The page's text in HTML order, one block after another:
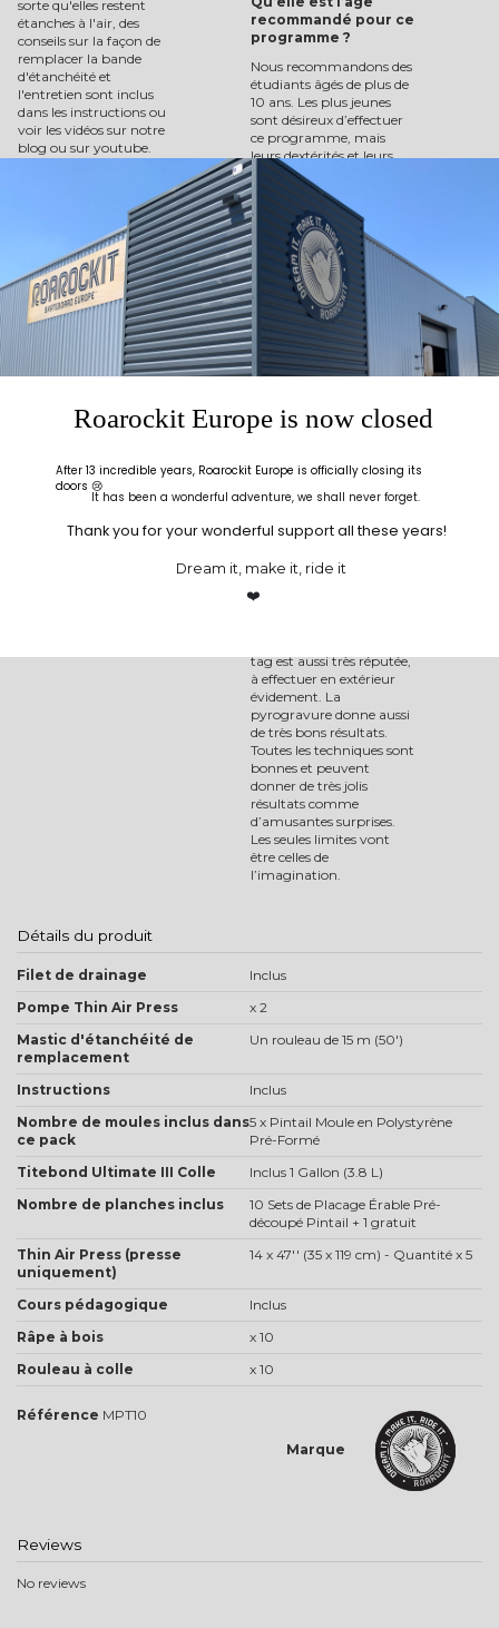
sorte qu'elles restent
étanches à l'air, des
conseils sur la façon de
remplacer la bande
d'étanchéité et
l'entretien sont inclus
dans les instructions ou
voir les vidéos sur notre
blog ou sur youtube.
peut être stocké à plat
dans un endroit à l’abri
recommandé pour ce
programme ?
Nous recommandons des
étudiants âgés de plus de
10 ans. Les plus jeunes
sont désireux d’effectuer
ce programme, mais
leurs dextérités et leurs
compétences ne sont
souvent pas assez élevées
pour le faire.
Concernant les
graphiques ?
Nous ne disposons pas
d’imprimer avec nos
graphiques ou logo. Mais
ce qui rend cette activité
aussi intéressante est le
fait que les étudiants
planches selon leurs
envies. Impliquez la
si vous n’êtes pas trop à
l’aise avec cette partie, ou
invité un artiste local.
Quels types de
graphiques peuvent
être effectuer ?
Les plus grand succès ont
tag est aussi très réputée,
à effectuer en extérieur
évidement. La
pyrogravure donne aussi
de très bons résultats.
Toutes les techniques sont
bonnes et peuvent
donner de très jolis
résultats comme
d’amusantes surprises.
Les seules limites vont
être celles de
l’imagination.
Détails du produit
Filet de drainage
Inclus
Pompe Thin Air Press
x 2
Mastic d'étanchéité de
remplacement
Un rouleau de 15 m (50')
Instructions
Inclus
Nombre de moules inclus dans
ce pack
5 x Pintail Moule en Polystyrène
Pré-Formé
Titebond Ultimate III Colle
Inclus 1 Gallon (3.8 L)
Nombre de planches inclus
10 Sets de Placage Érable Pré-
découpé Pintail + 1 gratuit
Thin Air Press (presse
uniquement)
14 x 47'' (35 x 119 cm) - Quantité x 5
Cours pédagogique
Inclus
Râpe à bois
x 10
Rouleau à colle
x 10
Marque
Référence MPT10
Reviews
No reviews
Roarockit Europe is now closed
After 13 incredible years, Roarockit Europe is officially closing its
doors 😢
Thank you for your wonderful support all these years!
❤️
It has been a wonderful adventure, we shall never forget.
Dream it, make it, ride it